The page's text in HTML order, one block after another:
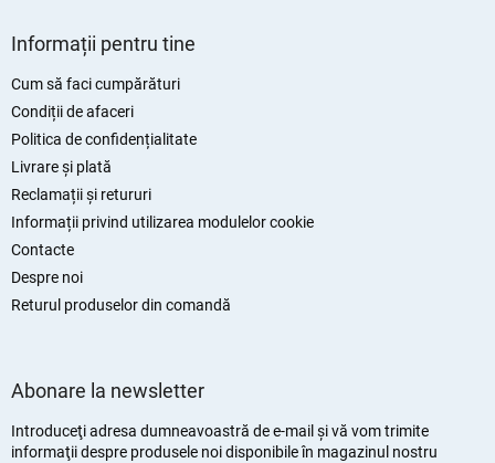
Informații pentru tine
Cum să faci cumpărături
Condiții de afaceri
Politica de confidențialitate
Livrare și plată
Reclamații și retururi
Informații privind utilizarea modulelor cookie
Contacte
Despre noi
Returul produselor din comandă
Abonare la newsletter
Introduceţi adresa dumneavoastră de e-mail şi vă vom trimite
informaţii despre produsele noi disponibile în magazinul nostru